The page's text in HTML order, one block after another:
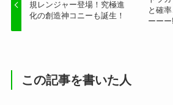
規レンジャー登場！究極進
化の創造神コニーも誕生！
と確
ーー
この記事を書いた人